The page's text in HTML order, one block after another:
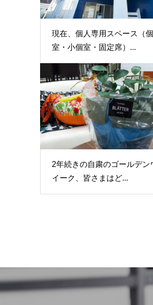
現在、個人専用スペース（個
室・小個室・固定席）...
2年続きの自粛のゴールデン
イーク、皆さまはど...